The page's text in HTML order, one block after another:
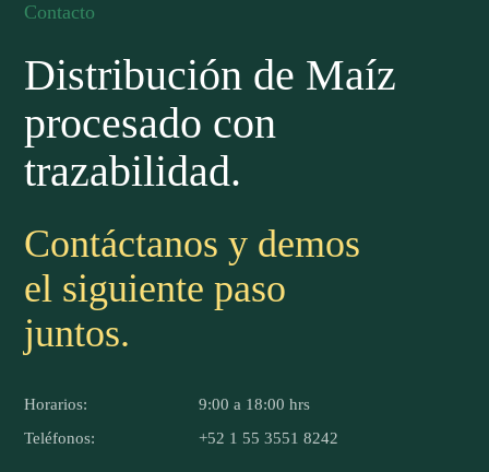
Contacto
Distribución de Maíz
procesado con
trazabilidad.
Contáctanos y demos
el siguiente paso
juntos.
Horarios:
9:00 a 18:00 hrs
Teléfonos:
+52 1 55 3551 8242